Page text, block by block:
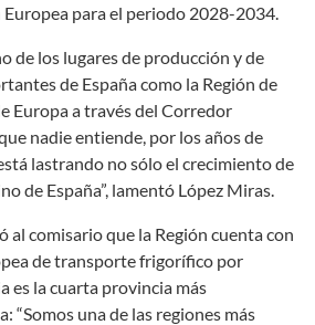
para el periodo 2028-2034.
de los lugares de producción y de
de España como la Región de
Europa a través del Corredor
nadie entiende, por los años de
lastrando no sólo el crecimiento de
de España”, lamentó López Miras.
al comisario que la Región cuenta con
de transporte frigorífico por
es la cuarta provincia más
“Somos una de las regiones más